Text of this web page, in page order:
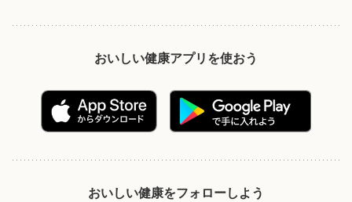
おいしい健康アプリを使おう
おいしい健康をフォローしよう